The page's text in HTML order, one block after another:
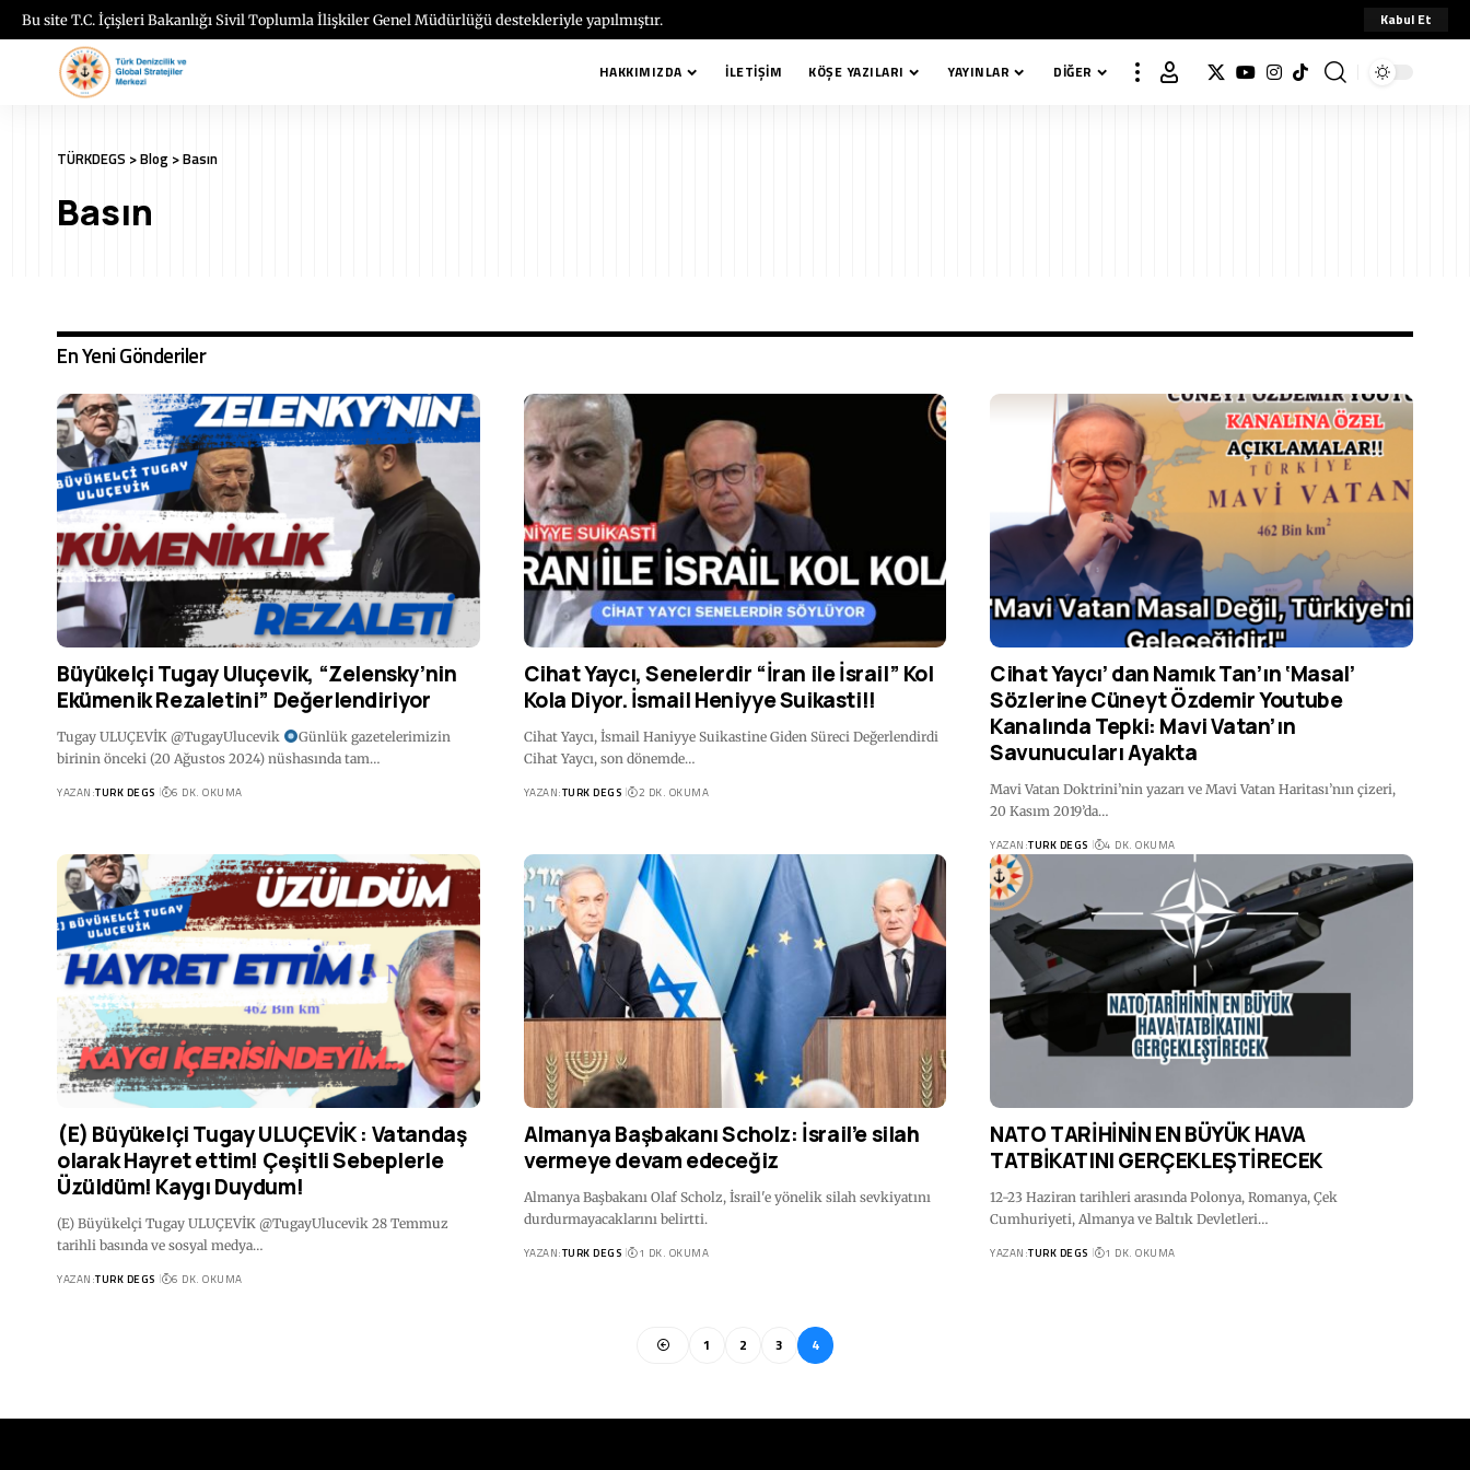
Bu site T.C. İçişleri Bakanlığı Sivil Toplumla İlişkiler Genel Müdürlüğü destekleriyle yapılmıştır. Kabul Et
HAKKIMIZDA İLETIŞIM KÖŞE YAZILARI YAYINLAR DIĞER
TÜRKDEGS >Blog >Basın
Basın
En Yeni Gönderiler
Büyükelçi Tugay Uluçevik, “Zelensky’nin
Ekümenik Rezaletini” Değerlendiriyor
Tugay ULUÇEVİK @TugayUlucevik
Günlük gazetelerimizin
birinin önceki (20 Ağustos 2024) nüshasında tam…
YAZAN:TURK DEGS 6 DK. OKUMA
Cihat Yaycı, Senelerdir “İran ile İsrail” Kol
Kola Diyor. İsmail Heniyye Suikasti!!
Cihat Yaycı, İsmail Haniyye Suikastine Giden Süreci Değerlendirdi
Cihat Yaycı, son dönemde…
YAZAN:TURK DEGS 2 DK. OKUMA
Cihat Yaycı’ dan Namık Tan’ın ‘Masal’
Sözlerine Cüneyt Özdemir Youtube
Kanalında Tepki: Mavi Vatan’ın
Savunucuları Ayakta
Mavi Vatan Doktrini’nin yazarı ve Mavi Vatan Haritası’nın çizeri,
20 Kasım 2019’da…
YAZAN:TURK DEGS 4 DK. OKUMA
(E) Büyükelçi Tugay ULUÇEVİK : Vatandaş
olarak Hayret ettim! Çeşitli Sebeplerle
Üzüldüm! Kaygı Duydum!
(E) Büyükelçi Tugay ULUÇEVİK @TugayUlucevik 28 Temmuz
tarihli basında ve sosyal medya…
YAZAN:TURK DEGS 6 DK. OKUMA
Almanya Başbakanı Scholz: İsrail’e silah
vermeye devam edeceğiz
Almanya Başbakanı Olaf Scholz, İsrail'e yönelik silah sevkiyatını
durdurmayacaklarını belirtti.
YAZAN:TURK DEGS 1 DK. OKUMA
NATO TARİHİNİN EN BÜYÜK HAVA
TATBİKATINI GERÇEKLEŞTİRECEK
12-23 Haziran tarihleri arasında Polonya, Romanya, Çek
Cumhuriyeti, Almanya ve Baltık Devletleri…
YAZAN:TURK DEGS 1 DK. OKUMA
1 2 3 4